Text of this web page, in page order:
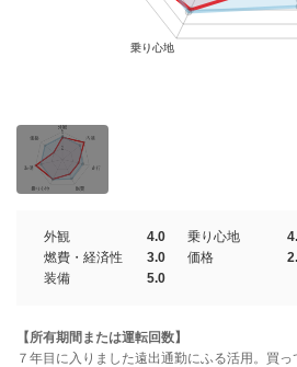
外観 4.0 乗り心地
燃費・経済性
3.0 価格
装備
5.0
【所有期間または運転回数】
７年目に入りました遠出通勤にふる活用。買